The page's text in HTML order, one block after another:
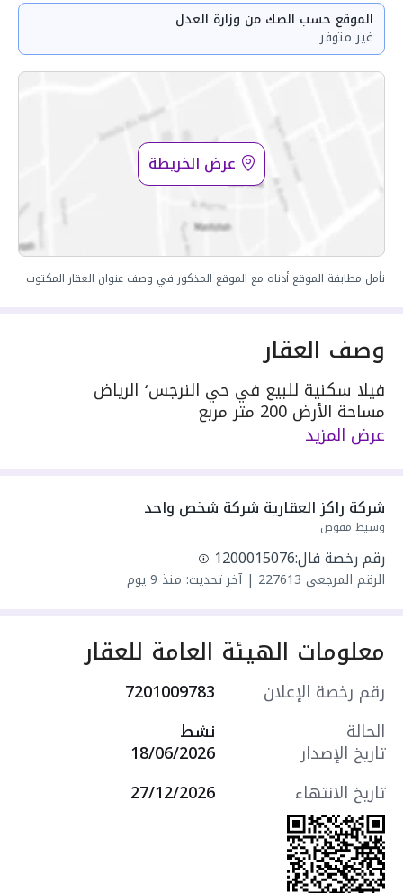
الموقع حسب الصك من وزارة العدل
غير متوفر
عرض الخريطة
نأمل مطابقة الموقع أدناه مع الموقع المذكور في وصف عنوان العقار المكتوب
وصف العقار
فيلا سكنية للبيع في حي النرجس٬ الرياض
مساحة الأرض 200 متر مربع
يحدها 1 شارع: جنوبية٬ بعرض 15 م
مكونة من: 5 غرف
سنة البناء: 2026
سعرها 3140000 ر.س
عرض المزيد
شركة راكز العقارية شركة شخص واحد
وسيط مفوض
رقم رخصة فال:1200015076
الرقم المرجعي 227613
|آخر تحديث: منذ 9 يوم
معلومات الهيئة العامة للعقار
رقم رخصة الإعلان
7201009783
الحالة
نشط
تاريخ الإصدار
18/06/2026
تاريخ الانتهاء
27/12/2026